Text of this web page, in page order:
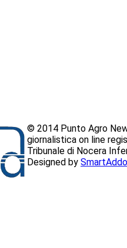
© 2014 Punto Agro
giornalistica on line
Tribunale di Nocera
Designed by